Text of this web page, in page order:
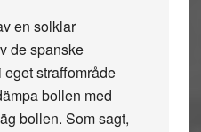
en solklar
de spanske
straffområde
bollen med
bollen. Som sagt,